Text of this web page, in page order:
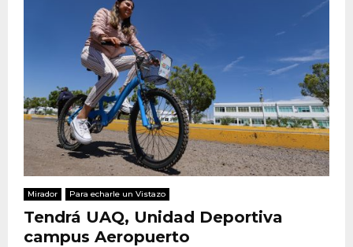
Mirador Para echarle un Vistazo
Tendrá UAQ, Unidad Deportiva
campus Aeropuerto